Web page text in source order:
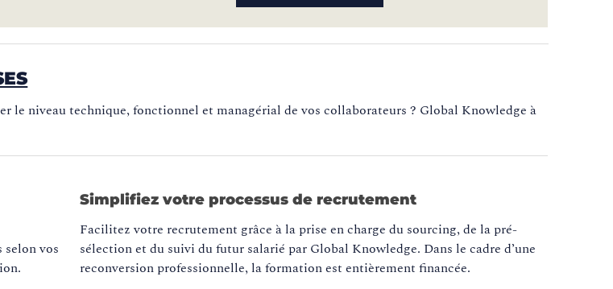
le niveau technique, fonctionnel et managérial de vos collaborateurs ? Global Knowledge à
vos
Simplifiez votre processus de recrutement
Facilitez votre recrutement grâce à la prise en charge du sourcing, de la pré-
sélection et du suivi du futur salarié par Global Knowledge. Dans le cadre d’une
reconversion professionnelle, la formation est entièrement financée.